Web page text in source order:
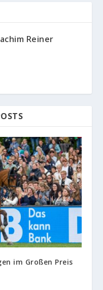
Reiner
im Großen Preis